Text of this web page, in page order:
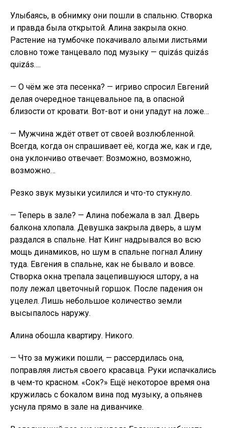
Улыбаясь, в обнимку они пошли в спальню. Створка
и правда была открытой. Алина закрыла окно.
Растение на тумбочке покачивало алыми листьями
словно тоже танцевало под музыку — quizás quizás
quizás….
— О чём же эта песенка? — игриво спросил Евгений
делая очередное танцевальное па, в опасной
близости от кровати. Вот-вот и они упадут на ложе…
— Мужчина ждёт ответ от своей возлюбленной.
Всегда, когда он спрашивает её, когда же, как и где,
она уклончиво отвечает: Возможно, возможно,
возможно…
Резко звук музыки усилился и что-то стукнуло.
— Теперь в зале? — Алина побежала в зал. Дверь
балкона хлопала. Девушка закрыла дверь, а шум
раздался в спальне. Нат Кинг надрывался во всю
мощь динамиков, но шум в спальне погнал Алину
туда. Евгения в спальне, как не бывало и вовсе.
Створка окна трепала зацепившуюся штору, а на
полу лежал цветочный горшок. После падения он
уцелел. Лишь небольшое количество земли
высыпалось наружу.
Алина обошла квартиру. Никого.
— Что за мужики пошли, — рассердилась она,
поправляя листья своего красавца. Руки испачкались
в чем-то красном. «Сок?» Ещё некоторое время она
кружилась с бокалом вина под музыку, а опьянев
уснула прямо в зале на диванчике.